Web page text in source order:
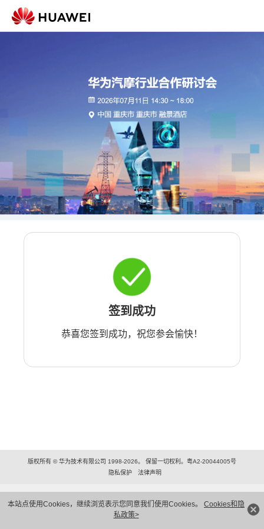
本站点使用Cookies，继续浏览表示您同意我们使用Cookies。 Cookies和隐
私政策>
签到成功
恭喜您签到成功，祝您参会愉快！
版权所有 © 华为技术有限公司 1998-2026。 保留一切权利。粤A2-20044005号
隐私保护
法律声明